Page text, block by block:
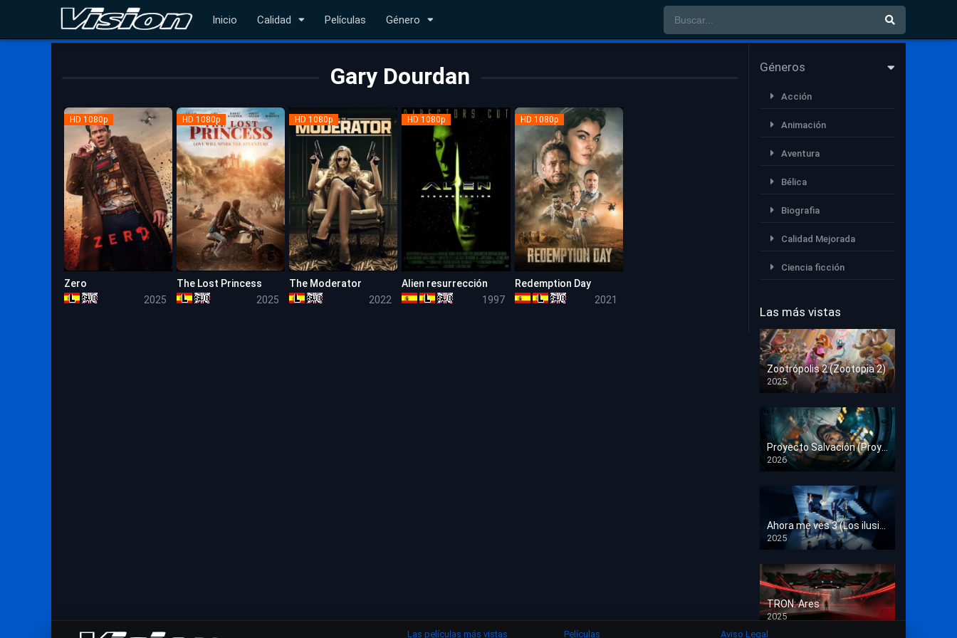
Inicio Calidad Películas Género
Gary Dourdan
HD 1080p
Zero
2025
HD 1080p
The Lost Princess
2025
HD 1080p
The Moderator
2022
HD 1080p
Alien resurrección
1997
HD 1080p
Redemption Day
2021
Géneros
Acción
Animación
Aventura
Bélica
Biografia
Calidad Mejorada
Ciencia ficción
Deporte
Documental
Drama
Estrénos en Cine
Familia
Familiar
Fantasía
Guerra
Historia
Misterio
Las más vistas
Zootrópolis 2 (Zootopia 2)
2025
HD 1080p
2026
HD 1080p
2025
HD 1080p
TRON: Ares
2025
HD 1080p
Las películas más vistas Películas Aviso Legal